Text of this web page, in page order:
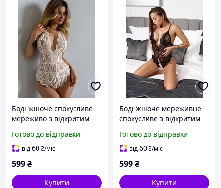
Боді жіноче спокусливе
мереживо з відкритим
Готово до відправки
від60₴/міс
599₴
Купити
Боді жіноче мереживне
спокусливе з відкритим
Готово до відправки
від60₴/міс
599₴
Купити